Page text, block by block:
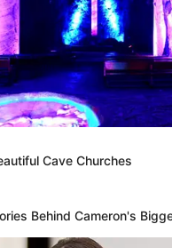
Cave Churches
Behind Cameron's